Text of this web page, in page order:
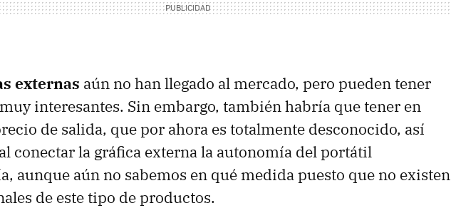
externas aún no han llegado al mercado, pero pueden tener
interesantes. Sin embargo, también habría que tener en
de salida, que por ahora es totalmente desconocido, así
conectar la gráfica externa la autonomía del portátil
aunque aún no sabemos en qué medida puesto que no existen
de este tipo de productos.